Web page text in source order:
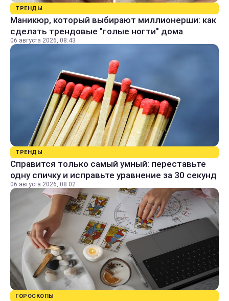
ТРЕНДЫ
Маникюр, который выбирают миллионерши: как
сделать трендовые "голые ногти" дома
06 августа 2026, 08:43
ТРЕНДЫ
Справится только самый умный: переставьте
одну спичку и исправьте уравнение за 30 секунд
06 августа 2026, 08:02
ГОРОСКОПЫ